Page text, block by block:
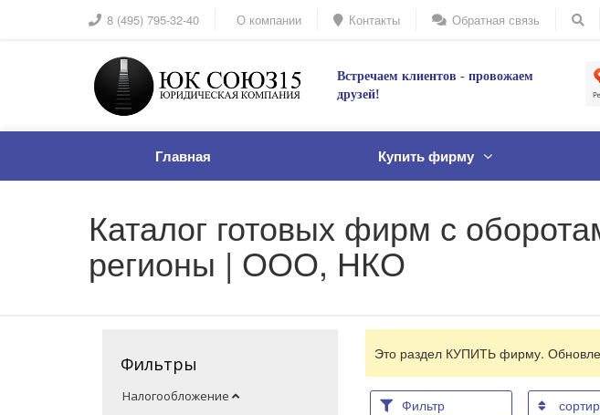
8 (495) 795-32-40 О компании Контакты Обратная связь
Встречаем клиентов - провожаем
друзей!
Главная Купить фирму
Каталог готовых фирм с
регионы | ООО, НКО
Фильтры
Налогообложение
Это раздел КУПИТЬ фирму.
Фильтр